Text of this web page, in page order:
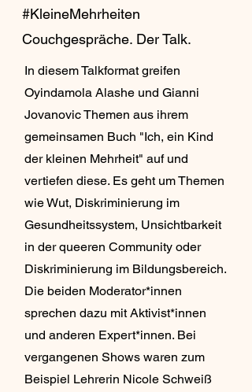
#KleineMehrheiten
Couchgespräche. Der Talk.
In diesem Talkformat greifen
Oyindamola Alashe und Gianni
Jovanovic Themen aus ihrem
gemeinsamen Buch "Ich, ein Kind
der kleinen Mehrheit" auf und
vertiefen diese. Es geht um Themen
wie Wut, Diskriminierung im
Gesundheitssystem, Unsichtbarkeit
in der queeren Community oder
Diskriminierung im Bildungsbereich.
Die beiden Moderator*innen
sprechen dazu mit Aktivist*innen
und anderen Expert*innen. Bei
vergangenen Shows waren zum
Beispiel Lehrerin Nicole Schweiß